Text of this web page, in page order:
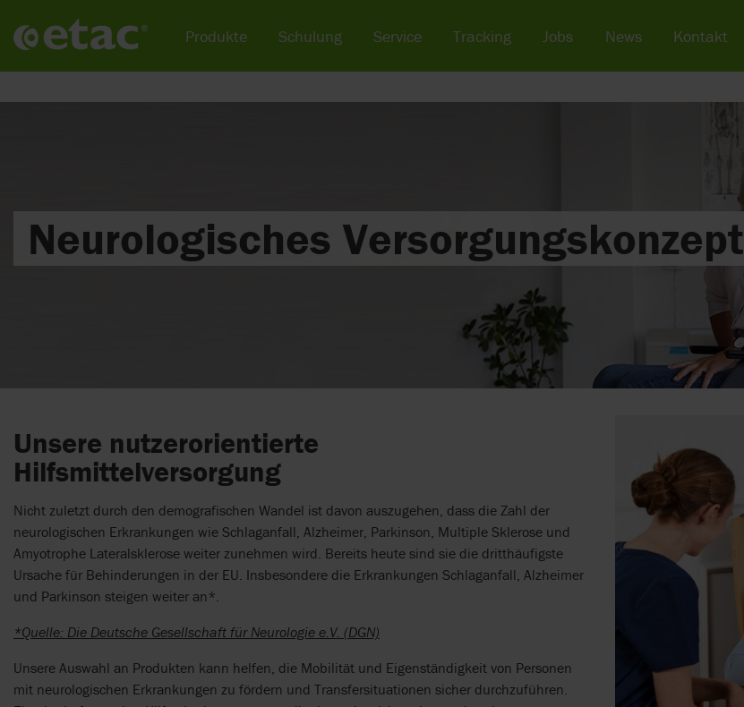
Neurologisches Versorgungskonzept
Unsere nutzerorientierte
Hilfsmittelversorgung
Nicht zuletzt durch den demografischen Wandel ist davon auszugehen, dass die Zahl der
neurologischen Erkrankungen wie Schlaganfall, Alzheimer, Parkinson, Multiple Sklerose und
Amyotrophe Lateralsklerose weiter zunehmen wird. Bereits heute sind sie die dritthäufigste
Ursache für Behinderungen in der EU. Insbesondere die Erkrankungen Schlaganfall, Alzheimer
und Parkinson steigen weiter an*.
*Quelle: Die Deutsche Gesellschaft für Neurologie e.V. (DGN)
Unsere Auswahl an Produkten kann helfen, die Mobilität und Eigenständigkeit von Personen
mit neurologischen Erkrankungen zu fördern und Transfersituationen sicher durchzuführen.
Produkte Schulung Service Tracking Jobs News Kontakt